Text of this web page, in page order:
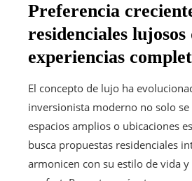
Preferencia
residenciales
experiencias
El concepto de lujo ha
inversionista moderno no solo
espacios amplios o ubicaciones
busca propuestas residenciales
armonicen con su estilo de vida